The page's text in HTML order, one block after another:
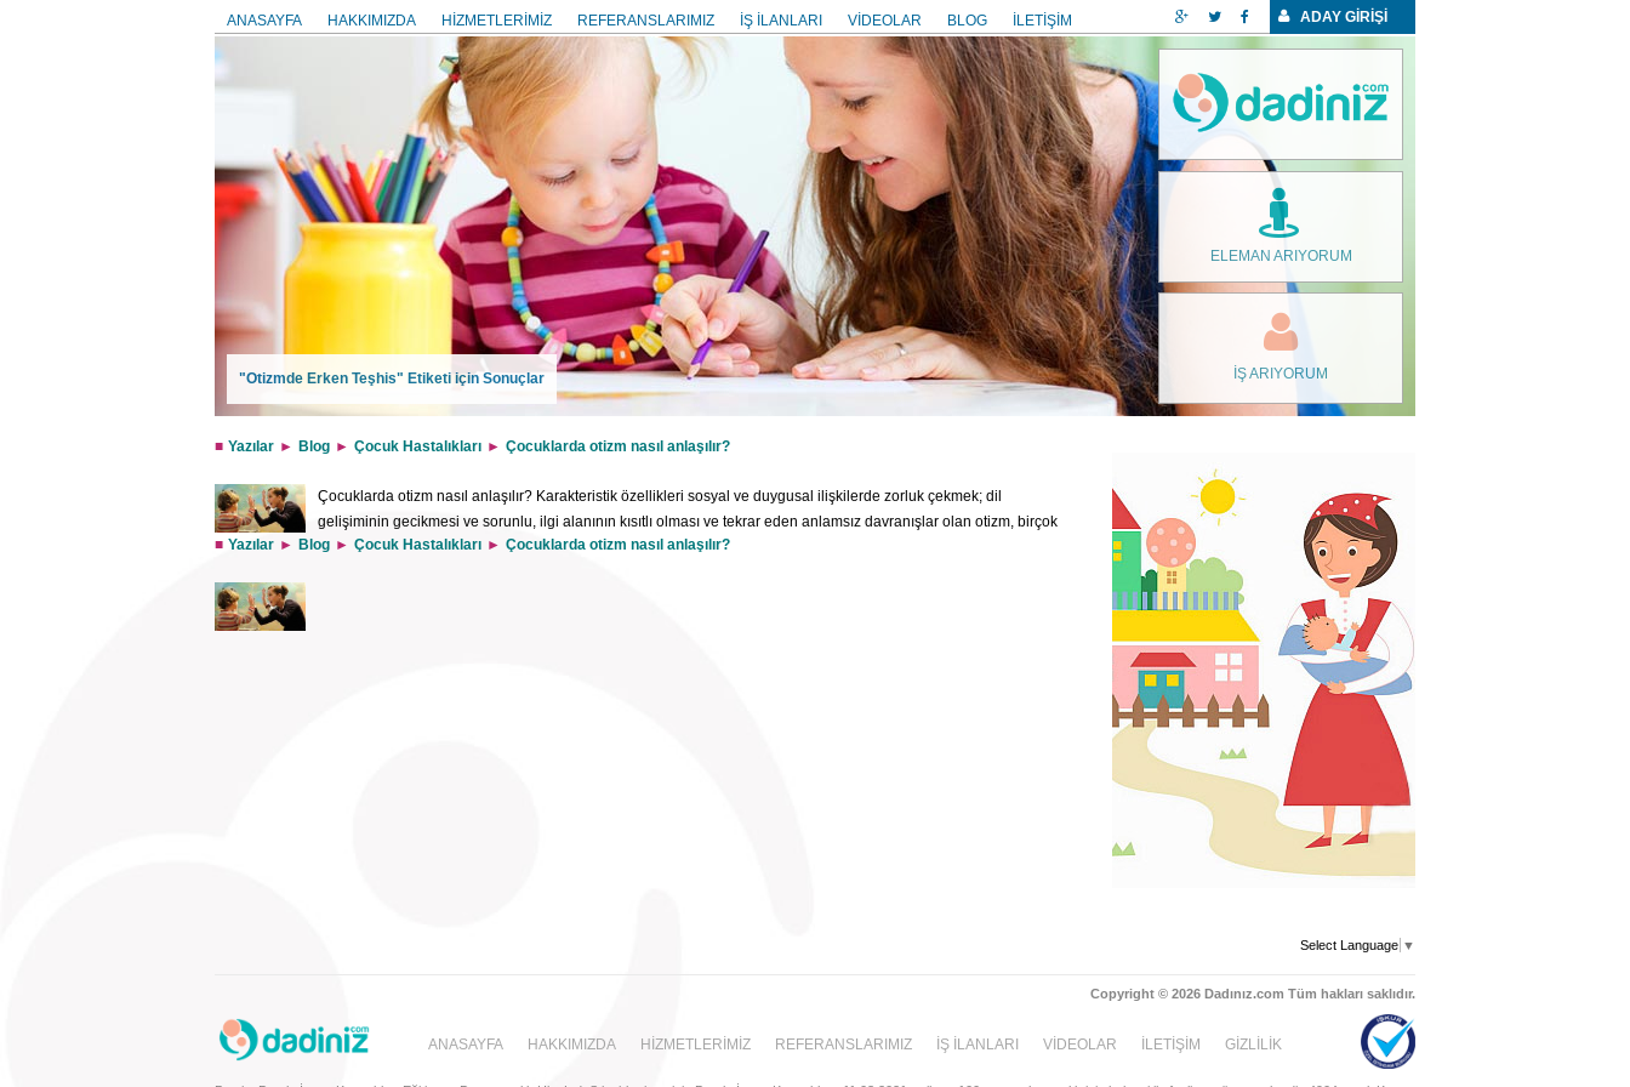
ADAY GİRİŞİ
ANASAYFA HAKKIMIZDA HİZMETLERİMİZ REFERANSLARIMIZ İŞ İLANLARI VİDEOLAR BLOG İLETİŞİM
ELEMAN ARIYORUM
İŞ ARIYORUM
"Otizmde Erken Teşhis" Etiketi için Sonuçlar
Yazılar Blog Çocuk Hastalıkları Çocuklarda otizm nasıl anlaşılır?
Çocuklarda otizm nasıl anlaşılır? Karakteristik özellikleri sosyal ve duygusal ilişkilerde zorluk çekmek; dil
gelişiminin gecikmesi ve sorunlu, ilgi alanının kısıtlı olması ve tekrar eden anlamsız davranışlar olan otizm, birçok
alt tipi olan bir hastalıktır. Özellikle atipik olarak adlandırılan ve tam otistik olmayan kişilere tanı koyulması oldukça
temelinde ortaya çıkmakla beraber fiziksel, çevresel ve kimyasal etkenler
Yazılar Blog Çocuk Hastalıkları Çocuklarda otizm nasıl anlaşılır?
Select Language ▼
ANASAYFA HAKKIMIZDA HİZMETLERİMİZ REFERANSLARIMIZ İŞ İLANLARI VİDEOLAR İLETİŞİM GİZLİLİK
Copyright © 2026 Dadınız.com Tüm hakları saklıdır.